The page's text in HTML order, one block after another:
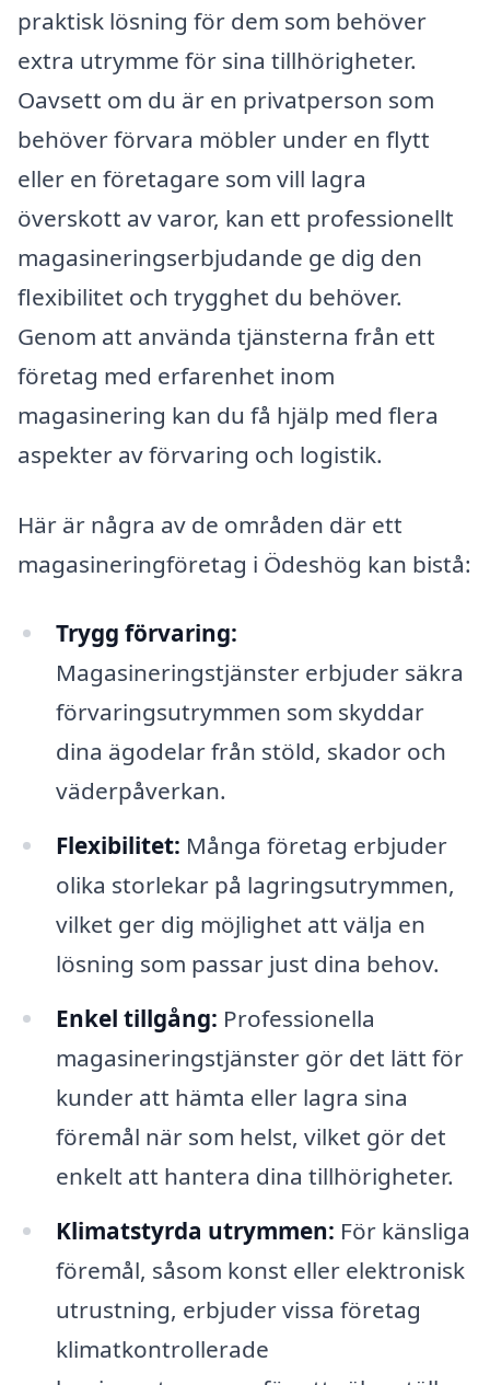
praktisk lösning för dem som behöver
extra utrymme för sina tillhörigheter.
Oavsett om du är en privatperson som
behöver förvara möbler under en flytt
eller en företagare som vill lagra
överskott av varor, kan ett professionellt
magasineringserbjudande ge dig den
flexibilitet och trygghet du behöver.
Genom att använda tjänsterna från ett
företag med erfarenhet inom
magasinering kan du få hjälp med flera
aspekter av förvaring och logistik.
Här är några av de områden där ett
magasineringföretag i Ödeshög kan bistå:
Trygg förvaring:
Magasineringstjänster erbjuder säkra
förvaringsutrymmen som skyddar
dina ägodelar från stöld, skador och
väderpåverkan.
Flexibilitet: Många företag erbjuder
olika storlekar på lagringsutrymmen,
vilket ger dig möjlighet att välja en
lösning som passar just dina behov.
Enkel tillgång: Professionella
magasineringstjänster gör det lätt för
kunder att hämta eller lagra sina
föremål när som helst, vilket gör det
enkelt att hantera dina tillhörigheter.
Klimatstyrda utrymmen: För känsliga
föremål, såsom konst eller elektronisk
utrustning, erbjuder vissa företag
klimatkontrollerade